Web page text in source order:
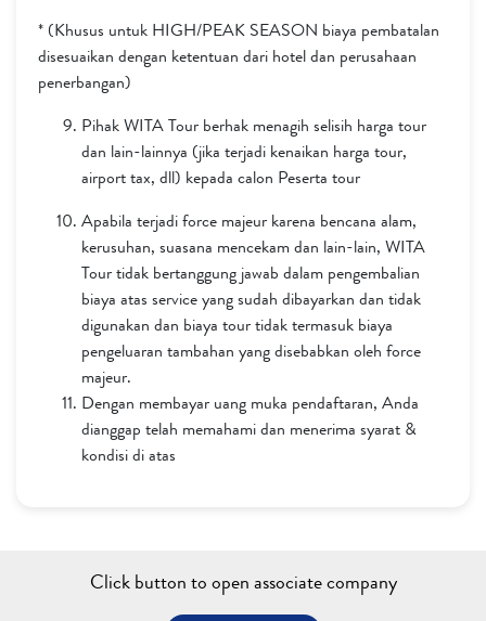
* (Khusus untuk HIGH/PEAK SEASON biaya pembatalan
disesuaikan dengan ketentuan dari hotel dan perusahaan
penerbangan)
Pihak WITA Tour berhak menagih selisih harga tour
dan lain-lainnya (jika terjadi kenaikan harga tour,
airport tax, dll) kepada calon Peserta tour
Apabila terjadi force majeur karena bencana alam,
kerusuhan, suasana mencekam dan lain-lain, WITA
Tour tidak bertanggung jawab dalam pengembalian
biaya atas service yang sudah dibayarkan dan tidak
digunakan dan biaya tour tidak termasuk biaya
pengeluaran tambahan yang disebabkan oleh force
majeur.
Dengan membayar uang muka pendaftaran, Anda
dianggap telah memahami dan menerima syarat &
kondisi di atas
Click button to open associate company